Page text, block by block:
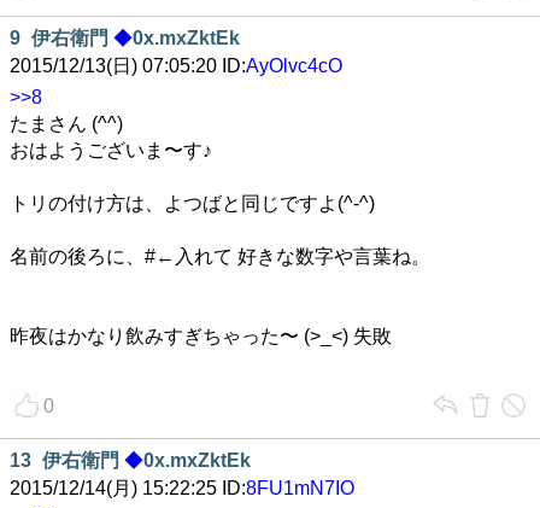
9 伊右衛門 ◆0x.mxZktEk
2015/12/13(日) 07:05:20 ID:AyOlvc4cO
>>8
たまさん (^^)
おはようございま〜す♪
トリの付け方は、よつばと同じですよ(^-^)
名前の後ろに、#←入れて 好きな数字や言葉ね。
昨夜はかなり飲みすぎちゃった〜 (>_<) 失敗
0
13 伊右衛門 ◆0x.mxZktEk
2015/12/14(月) 15:22:25 ID:8FU1mN7IO